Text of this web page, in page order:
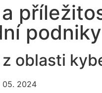
podniky
oblasti
05. 2024